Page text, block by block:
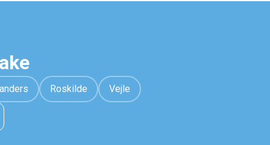
Roskilde Vejle